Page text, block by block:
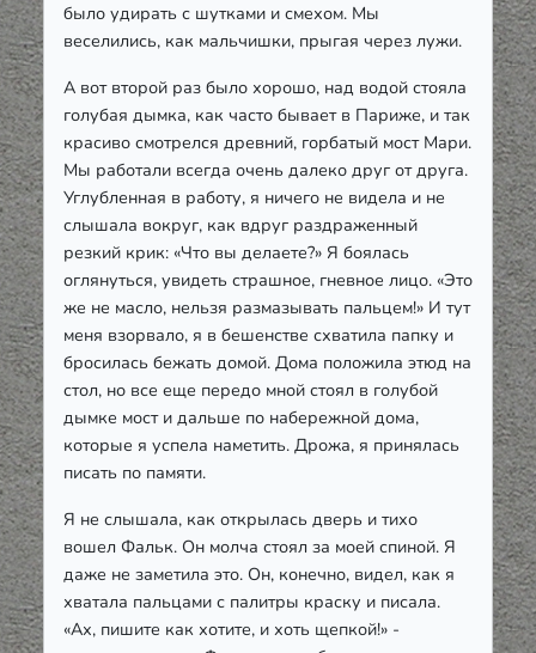
было удирать с шутками и смехом. Мы
веселились, как мальчишки, прыгая через лужи.
А вот второй раз было хорошо, над водой стояла
голубая дымка, как часто бывает в Париже, и так
красиво смотрелся древний, горбатый мост Мари.
Мы работали всегда очень далеко друг от друга.
Углубленная в работу, я ничего не видела и не
слышала вокруг, как вдруг раздраженный
резкий крик: «Что вы делаете?» Я боялась
оглянуться, увидеть страшное, гневное лицо. «Это
же не масло, нельзя размазывать пальцем!» И тут
меня взорвало, я в бешенстве схватила папку и
бросилась бежать домой. Дома положила этюд на
стол, но все еще передо мной стоял в голубой
дымке мост и дальше по набережной дома,
которые я успела наметить. Дрожа, я принялась
писать по памяти.
Я не слышала, как открылась дверь и тихо
вошел Фальк. Он молча стоял за моей спиной. Я
даже не заметила это. Он, конечно, видел, как я
хватала пальцами с палитры краску и писала.
«Ах, пишите как хотите, и хоть щепкой!» -